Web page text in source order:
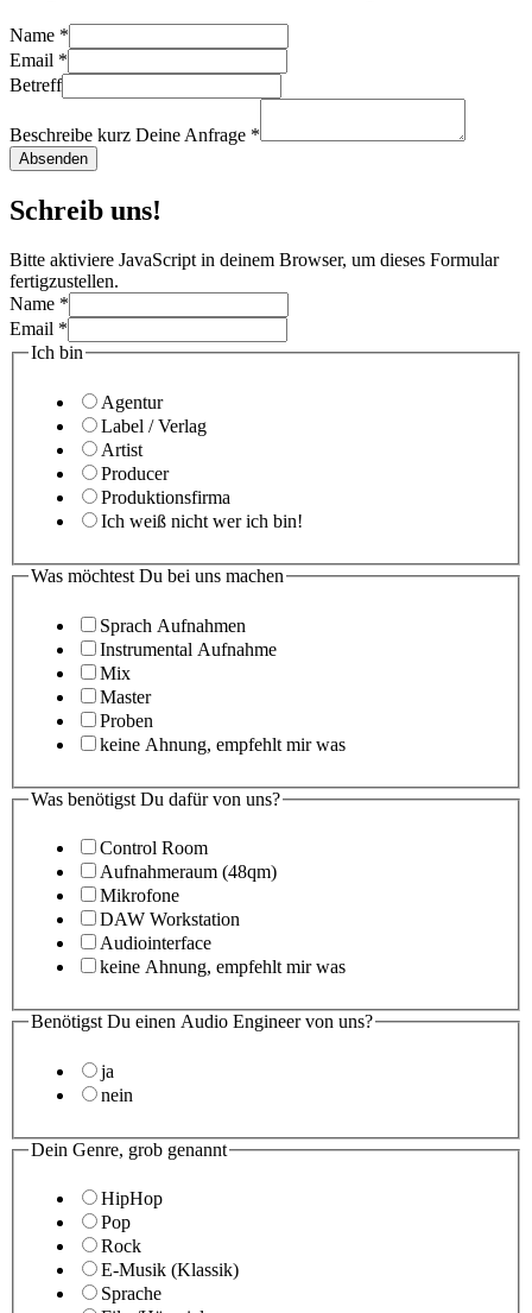
Name *
Email *
Betreff
Beschreibe kurz Deine Anfrage *
Absenden
Schreib uns!
Bitte aktiviere JavaScript in deinem Browser, um dieses Formular
fertigzustellen.
Name *
Email *
Ich bin
Agentur
Label / Verlag
Artist
Producer
Produktionsfirma
Ich weiß nicht wer ich bin!
Was möchtest Du bei uns machen
Sprach Aufnahmen
Instrumental Aufnahme
Mix
Master
Proben
keine Ahnung, empfehlt mir was
Was benötigst Du dafür von uns?
Control Room
Aufnahmeraum (48qm)
Mikrofone
DAW Workstation
Audiointerface
keine Ahnung, empfehlt mir was
Benötigst Du einen Audio Engineer von uns?
ja
nein
Dein Genre, grob genannt
HipHop
Pop
Rock
E-Musik (Klassik)
Sprache